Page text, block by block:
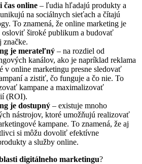
online – ľudia hľadajú produkty a
na sociálnych sieťach a čítajú
To znamená, že online marketing je
osloviť široké publikum a budovať
značke.
je merateľný – na rozdiel od
kanálov, ako je napríklad reklama
v online marketingu presne sledovať
a zistiť, čo funguje a čo nie. To
kampane a maximalizovať
(ROI).
je dostupný – existuje mnoho
nástrojov, ktoré umožňujú realizovať
kampane. To znamená, že aj
si môžu dovoliť efektívne
a služby online.
digitálneho marketingu?